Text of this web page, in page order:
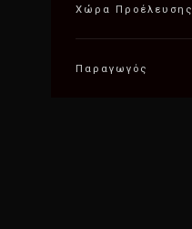
Χώρα Προέλευσης
Παραγωγός